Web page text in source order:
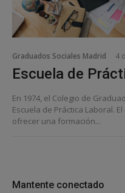
Graduados Sociales Madrid 4
Escuela de
En 1974, el Colegio de
Escuela de Práctica Laboral.
ofrecer una formación...
Mantente conectado